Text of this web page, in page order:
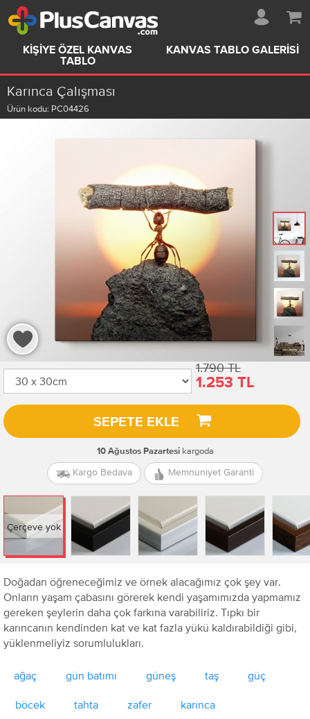
KIŞIYE ÖZEL KANVAS
TABLO
KANVAS TABLO GALERISI
Karınca Çalışması
Ürün kodu: PC04426
1.790 TL
1.253 TL
SEPETE EKLE
10 Ağustos Pazartesikargoda
Kargo Bedava Memnuniyet Garanti
Çerçeve yok
Doğadan öğreneceğimiz ve örnek alacağımız çok şey var.
Onların yaşam çabasını görerek kendi yaşamımızda yapmamız
gereken şeylerin daha çok farkına varabiliriz. Tıpkı bir
karıncanın kendinden kat ve kat fazla yükü kaldırabildiği gibi,
yüklenmeliyiz sorumlulukları.
ağaç gün batımı güneş taş güç
böcek tahta zafer karınca